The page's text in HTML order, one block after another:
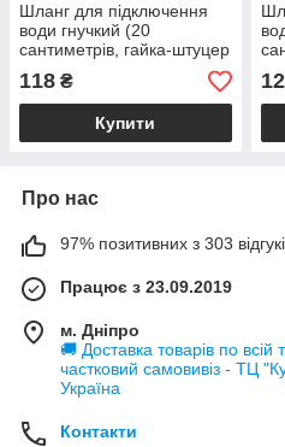
Шланг для підключення
води гнучкий (20
сантиметрів, гайка-штуцер
1/2") NYLON ТМ CORSO
118 ₴
Купити
Про нас
97% позитивних з 303
Працює з 23.09.2019
м. Дніпро
🚚 Доставка товарів по всій
частковий самовивіз - ТЦ
Україна
Контакти